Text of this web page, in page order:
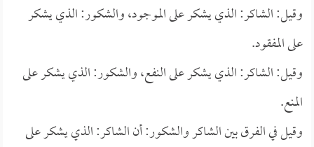
وقيل: الشاكر: الذي يشكر على الموجود، والشكور: الذي يشكر
على المفقود.
وقيل: الشاكر: الذي يشكر على النفع، والشكور: الذي يشكر على
المنع.
وقيل في الفرق بين الشاكر والشكور: أن الشاكر: الذي يشكر على